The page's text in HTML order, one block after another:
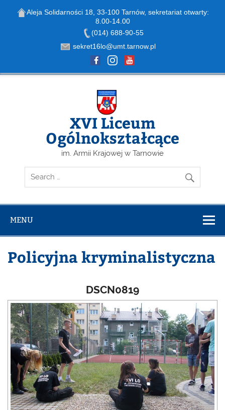
Aleja Solidarności 18, 33-100 Tarnów, sekretariat otwarty:
8.00-14.00
(014) 688-90-55
sekret16lo@umt.tarnow.pl
Skip
XVI Liceum
Ogólnokształcące
im. Armii Krajowej w Tarnowie
MENU
Policyjna kryminalistyczna
DSCN0819